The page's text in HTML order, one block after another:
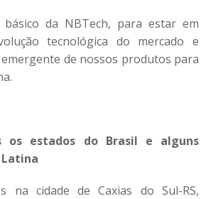
da NBTech, para estar em
tecnológica do mercado e
de nossos produtos para
os estados do Brasil e alguns
na cidade de Caxias do Sul-RS,